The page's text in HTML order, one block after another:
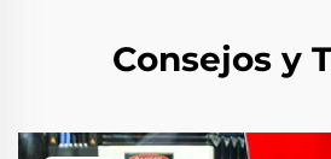
Consejos y